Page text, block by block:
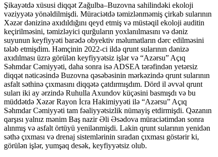
Şikayətdə xüsusi diqqət Zağulba–Buzovna sahilindəki ekoloji
vəziyyətə yönəldilmişdi. Müraciətdə təmizlənməmiş çirkab sularının
Xəzər dənizinə axıdıldığını qeyd etmiş və müstəqil ekoloji auditin
keçirilməsini, təmizləyici qurğuların yoxlanılmasını və dəniz
suyunun keyfiyyəti barədə obyektiv məlumatların dərc edilməsini
tələb etmişdim. Həmçinin 2022-ci ildə qrunt sularının dənizə
axıdılması üzrə görülən keyfiyyətsiz işlər və “Azərsu” Açıq
Səhmdar Cəmiyyəti, daha sonra isə ADSEA tərəfindən yetərsiz
diqqət nəticəsində Buzovna qəsəbəsinin mərkəzində qrunt sularının
asfalt səthinə çıxmasını diqqətə çatdırmışdım. Dörd il əvvəl qrunt
suları iki ay ərzində Ruhulla Axundov küçəsini basmışdı və bu
müddətdə Xəzər Rayon İcra Hakimiyyəti ilə “Azərsu” Açıq
Səhmdar Cəmiyyəti tam fəaliyyətsizlik nümayiş etdirmişdi. Qəzanın
qarşısı yalnız mənim Baş nazir Əli Əsədova müraciətimdən sonra
alınmış və asfalt örtüyü yenilənmişdi. Lakin qrunt sularının yenidən
səthə çıxması və drenaj sistemlərinin sıradan çıxması göstərir ki,
görülən işlər, yumşaq desək, keyfiyyətsiz olub.